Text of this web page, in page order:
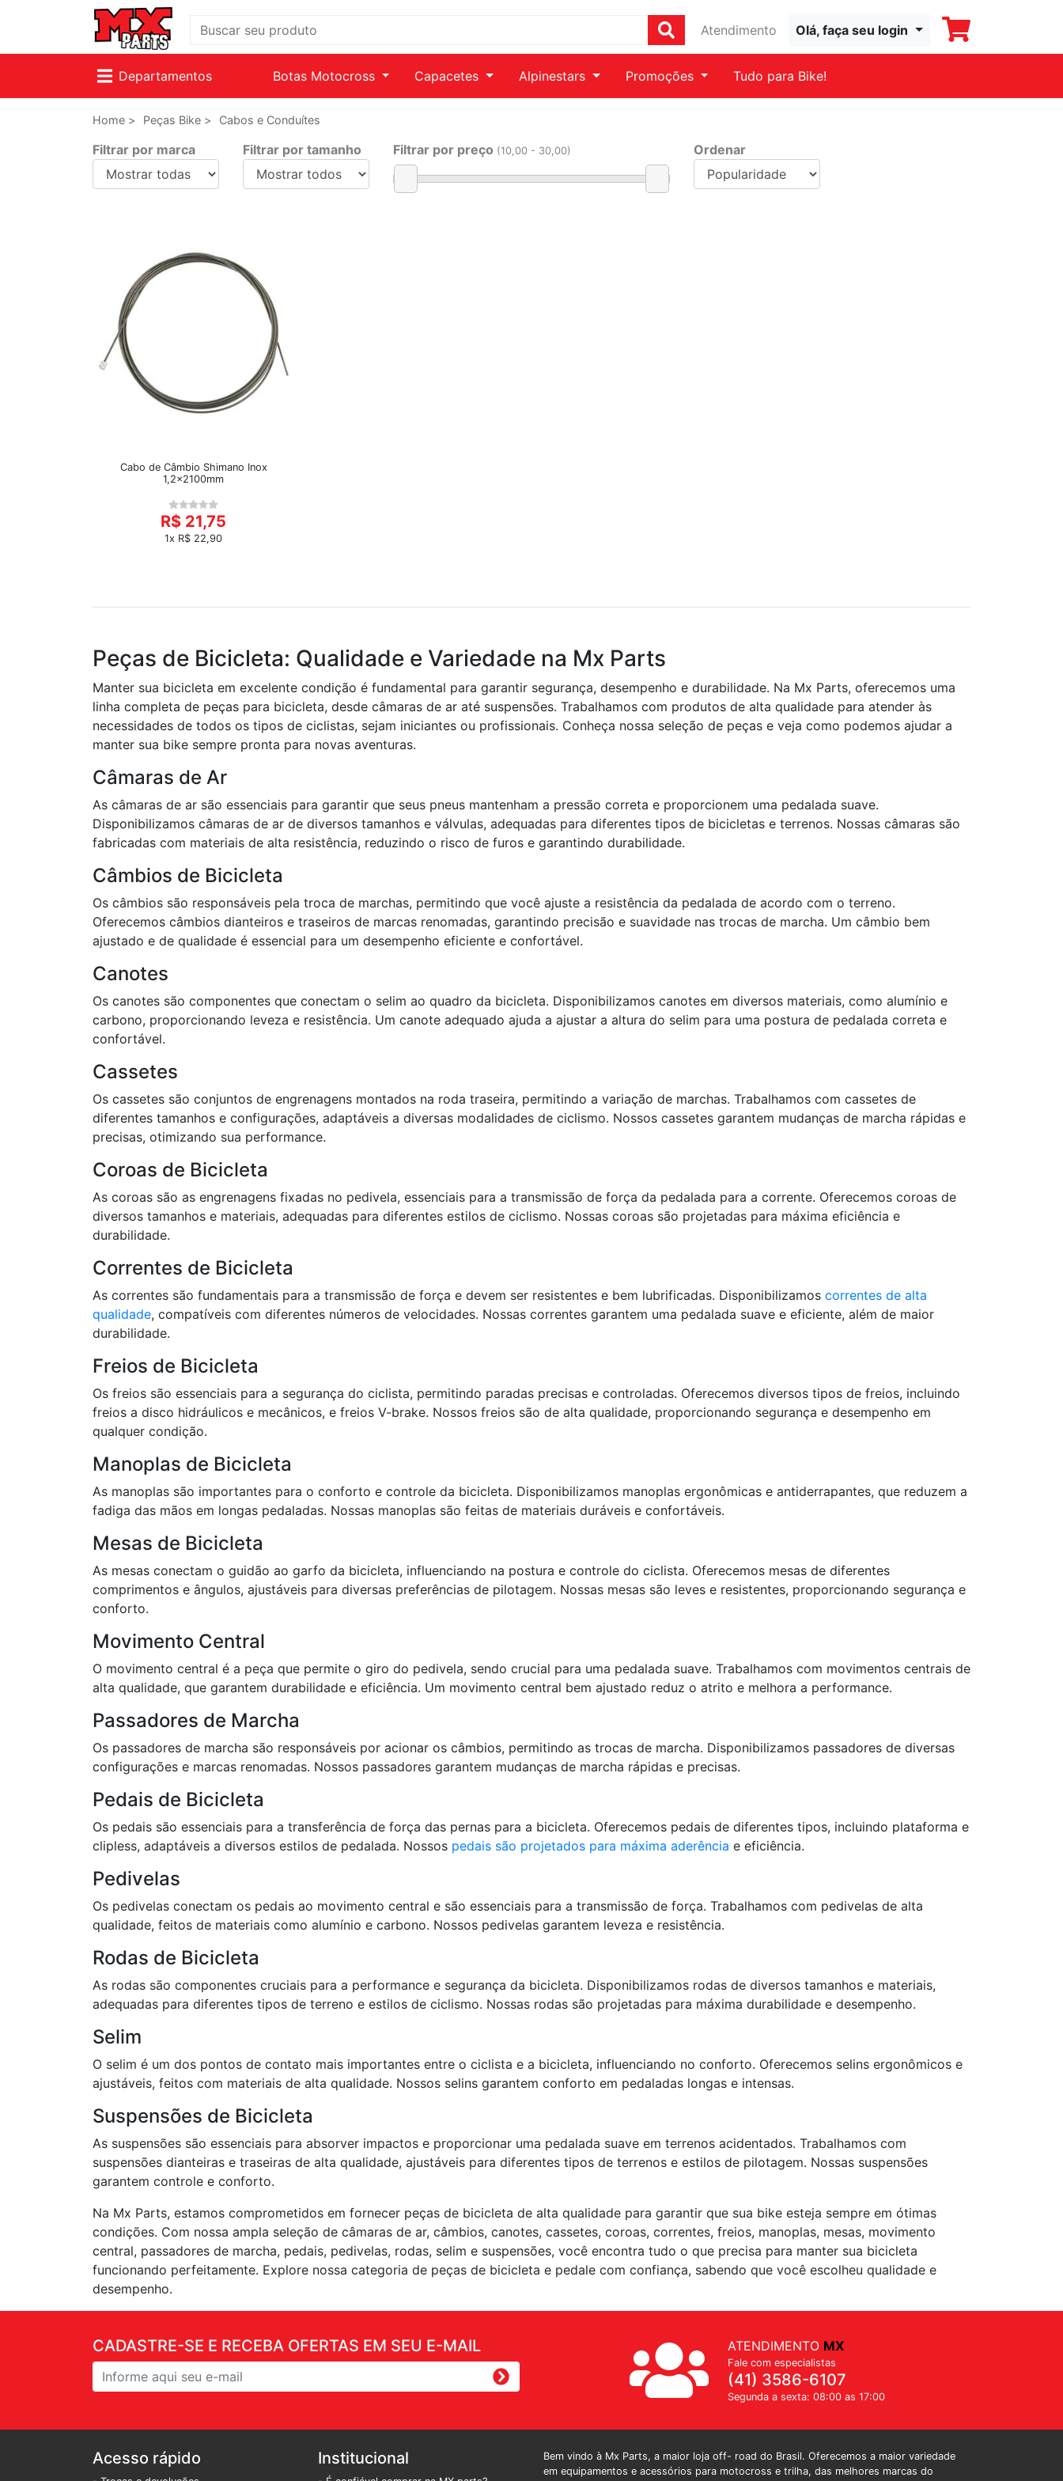
Atendimento Olá, faça seu login
Departamentos Botas Motocross Capacetes Alpinestars Promoções Tudo para Bike!
Home > Peças Bike > Cabos e Conduítes
Filtrar por marca Filtrar por tamanho Filtrar por preço (10,00 - 30,00) Ordenar
Cabo de Câmbio Shimano Inox
1,2x2100mm
R$ 21,75
1x R$ 22,90
Peças de Bicicleta: Qualidade e Variedade na Mx Parts
Manter sua bicicleta em excelente condição é fundamental para garantir segurança, desempenho e durabilidade. Na Mx Parts, oferecemos uma
linha completa de peças para bicicleta, desde câmaras de ar até suspensões. Trabalhamos com produtos de alta qualidade para atender às
necessidades de todos os tipos de ciclistas, sejam iniciantes ou profissionais. Conheça nossa seleção de peças e veja como podemos ajudar a
manter sua bike sempre pronta para novas aventuras.
Câmaras de Ar
As câmaras de ar são essenciais para garantir que seus pneus mantenham a pressão correta e proporcionem uma pedalada suave.
Disponibilizamos câmaras de ar de diversos tamanhos e válvulas, adequadas para diferentes tipos de bicicletas e terrenos. Nossas câmaras são
fabricadas com materiais de alta resistência, reduzindo o risco de furos e garantindo durabilidade.
Câmbios de Bicicleta
Os câmbios são responsáveis pela troca de marchas, permitindo que você ajuste a resistência da pedalada de acordo com o terreno.
Oferecemos câmbios dianteiros e traseiros de marcas renomadas, garantindo precisão e suavidade nas trocas de marcha. Um câmbio bem
ajustado e de qualidade é essencial para um desempenho eficiente e confortável.
Canotes
Os canotes são componentes que conectam o selim ao quadro da bicicleta. Disponibilizamos canotes em diversos materiais, como alumínio e
carbono, proporcionando leveza e resistência. Um canote adequado ajuda a ajustar a altura do selim para uma postura de pedalada correta e
confortável.
Cassetes
Os cassetes são conjuntos de engrenagens montados na roda traseira, permitindo a variação de marchas. Trabalhamos com cassetes de
diferentes tamanhos e configurações, adaptáveis a diversas modalidades de ciclismo. Nossos cassetes garantem mudanças de marcha rápidas e
precisas, otimizando sua performance.
Coroas de Bicicleta
As coroas são as engrenagens fixadas no pedivela, essenciais para a transmissão de força da pedalada para a corrente. Oferecemos coroas de
diversos tamanhos e materiais, adequadas para diferentes estilos de ciclismo. Nossas coroas são projetadas para máxima eficiência e
durabilidade.
Correntes de Bicicleta
As correntes são fundamentais para a transmissão de força e devem ser resistentes e bem lubrificadas. Disponibilizamos correntes de alta
qualidade, compatíveis com diferentes números de velocidades. Nossas correntes garantem uma pedalada suave e eficiente, além de maior
durabilidade.
Freios de Bicicleta
Os freios são essenciais para a segurança do ciclista, permitindo paradas precisas e controladas. Oferecemos diversos tipos de freios, incluindo
freios a disco hidráulicos e mecânicos, e freios V-brake. Nossos freios são de alta qualidade, proporcionando segurança e desempenho em
qualquer condição.
Manoplas de Bicicleta
As manoplas são importantes para o conforto e controle da bicicleta. Disponibilizamos manoplas ergonômicas e antiderrapantes, que reduzem a
fadiga das mãos em longas pedaladas. Nossas manoplas são feitas de materiais duráveis e confortáveis.
Mesas de Bicicleta
As mesas conectam o guidão ao garfo da bicicleta, influenciando na postura e controle do ciclista. Oferecemos mesas de diferentes
comprimentos e ângulos, ajustáveis para diversas preferências de pilotagem. Nossas mesas são leves e resistentes, proporcionando segurança e
conforto.
Movimento Central
O movimento central é a peça que permite o giro do pedivela, sendo crucial para uma pedalada suave. Trabalhamos com movimentos centrais de
alta qualidade, que garantem durabilidade e eficiência. Um movimento central bem ajustado reduz o atrito e melhora a performance.
Passadores de Marcha
Os passadores de marcha são responsáveis por acionar os câmbios, permitindo as trocas de marcha. Disponibilizamos passadores de diversas
configurações e marcas renomadas. Nossos passadores garantem mudanças de marcha rápidas e precisas.
Pedais de Bicicleta
Os pedais são essenciais para a transferência de força das pernas para a bicicleta. Oferecemos pedais de diferentes tipos, incluindo plataforma e
clipless, adaptáveis a diversos estilos de pedalada. Nossos pedais são projetados para máxima aderência e eficiência.
Pedivelas
Os pedivelas conectam os pedais ao movimento central e são essenciais para a transmissão de força. Trabalhamos com pedivelas de alta
qualidade, feitos de materiais como alumínio e carbono. Nossos pedivelas garantem leveza e resistência.
Rodas de Bicicleta
As rodas são componentes cruciais para a performance e segurança da bicicleta. Disponibilizamos rodas de diversos tamanhos e materiais,
adequadas para diferentes tipos de terreno e estilos de ciclismo. Nossas rodas são projetadas para máxima durabilidade e desempenho.
Selim
O selim é um dos pontos de contato mais importantes entre o ciclista e a bicicleta, influenciando no conforto. Oferecemos selins ergonômicos e
ajustáveis, feitos com materiais de alta qualidade. Nossos selins garantem conforto em pedaladas longas e intensas.
Suspensões de Bicicleta
As suspensões são essenciais para absorver impactos e proporcionar uma pedalada suave em terrenos acidentados. Trabalhamos com
suspensões dianteiras e traseiras de alta qualidade, ajustáveis para diferentes tipos de terrenos e estilos de pilotagem. Nossas suspensões
garantem controle e conforto.
Na Mx Parts, estamos comprometidos em fornecer peças de bicicleta de alta qualidade para garantir que sua bike esteja sempre em ótimas
condições. Com nossa ampla seleção de câmaras de ar, câmbios, canotes, cassetes, coroas, correntes, freios, manoplas, mesas, movimento
central, passadores de marcha, pedais, pedivelas, rodas, selim e suspensões, você encontra tudo o que precisa para manter sua bicicleta
funcionando perfeitamente. Explore nossa categoria de peças de bicicleta e pedale com confiança, sabendo que você escolheu qualidade e
desempenho.
CADASTRE-SE E RECEBA OFERTAS EM SEU E-MAIL ATENDIMENTO MX
Fale com especialistas
(41) 3586-6107
Segunda a sexta: 08:00 as 17:00
Acesso rápido Institucional
Bem vindo à Mx Parts, a maior loja off- road do Brasil. Oferecemos a maior variedade
em equipamentos e acessórios para motocross e trilha, das melhores marcas do